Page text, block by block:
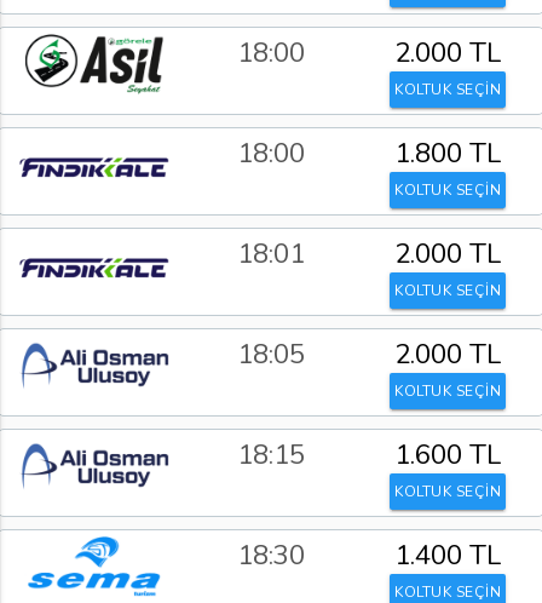
18:00 2.000 TL
KOLTUK SEÇİN
18:00 1.800 TL
KOLTUK SEÇİN
18:01 2.000 TL
KOLTUK SEÇİN
18:05 2.000 TL
KOLTUK SEÇİN
18:15 1.600 TL
KOLTUK SEÇİN
18:30 1.400 TL
KOLTUK SEÇİN